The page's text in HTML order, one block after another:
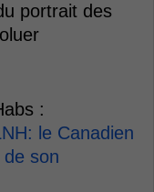
portrait des
:
le Canadien
son